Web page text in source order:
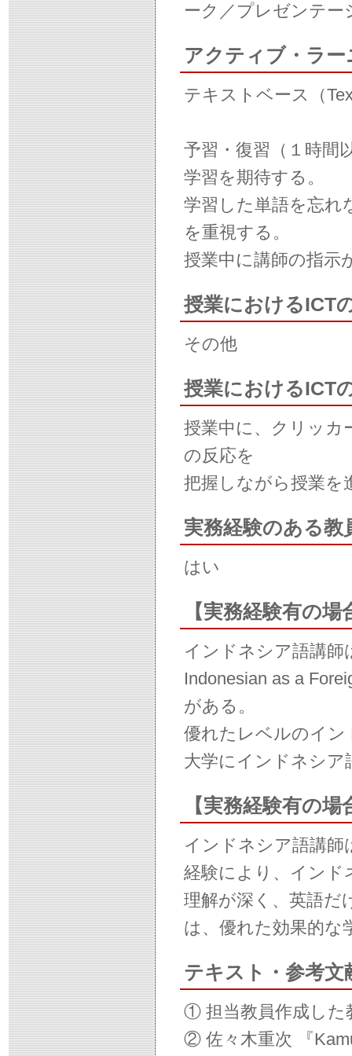
ーク／プレゼンテー
アクティブ・ラ
テキストベース（
予習・復習（１時間
学習を期待する。
学習した単語を忘れ
を重視する。
授業中に講師の指示
授業におけるICT
その他
授業におけるICT
授業中に、クリッカ
の反応を
把握しながら授業を
実務経験のある教
はい
【実務経験有の
インドネシア語講師
Indonesian as a
がある。
優れたレベルのイン
大学にインドネシア
【実務経験有の
インドネシア語講師
経験により、インド
理解が深く、英語だ
は、優れた効果的な
テキスト・参考文
① 担当教員作成した
② 佐々木重次 『